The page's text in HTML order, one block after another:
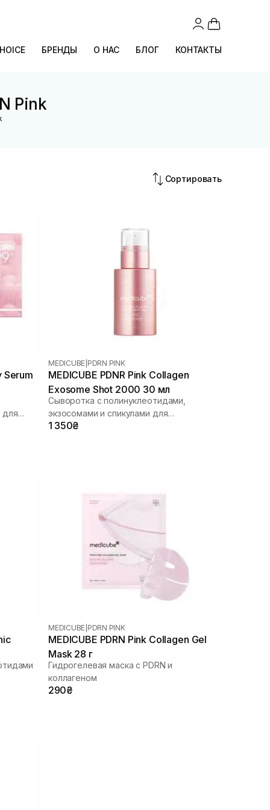
БРЕНДЫ О НАС БЛОГ КОНТАКТЫ
Pink
Сортировать
Serum
для
MEDICUBE PDRN PINK
MEDICUBE PDNR Pink Collagen
Exosome Shot 2000 30 мл
Сыворотка с полинуклеотидами,
экзосомами и спикулами для
ежедневного использования
1 350₴
MEDICUBE PDRN PINK
MEDICUBE PDRN Pink Collagen Gel
Mask 28 г
Гидрогелевая маска с PDRN и
коллагеном
290₴